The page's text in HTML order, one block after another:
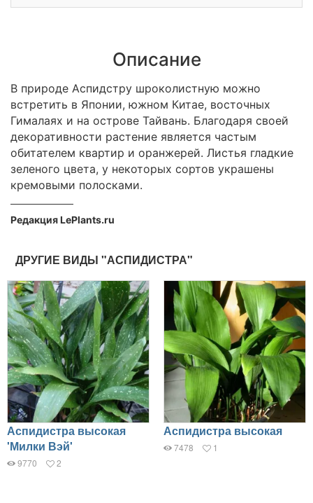
Описание
В природе Аспидстру шроколистную можно
встретить в Японии, южном Китае, восточных
Гималаях и на острове Тайвань. Благодаря своей
декоративности растение является частым
обитателем квартир и оранжерей. Листья гладкие
зеленого цвета, у некоторых сортов украшены
кремовыми полосками.
Редакция LePlants.ru
ДРУГИЕ ВИДЫ "АСПИДИСТРА"
Аспидистра высокая
'Милки Вэй'
9770 2
Аспидистра высокая
7478 1